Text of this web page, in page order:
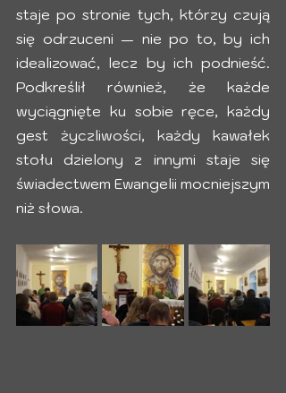
staje po stronie tych, którzy czują
się odrzuceni — nie po to, by ich
idealizować, lecz by ich podnieść.
Podkreślił również, że każde
wyciągnięte ku sobie ręce, każdy
gest życzliwości, każdy kawałek
stołu dzielony z innymi staje się
świadectwem Ewangelii mocniejszym
niż słowa.